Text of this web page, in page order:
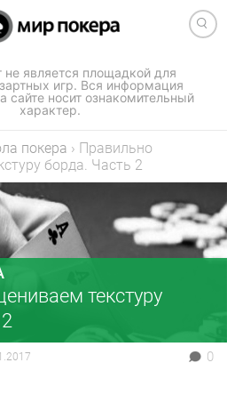
не является площадкой для
игр. Вся информация
сайте носит ознакомительный
характер.
покера › Правильно
борда. Часть 2
текстуру
0